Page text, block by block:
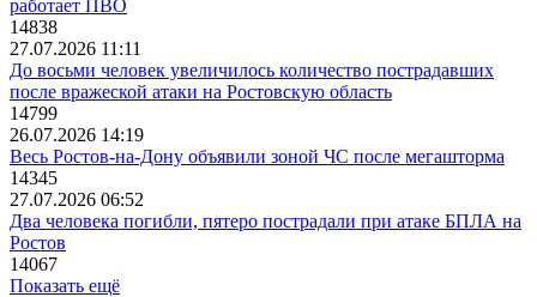
работает ПВО
14838
27.07.2026 11:11
До восьми человек увеличилось количество пострадавших
после вражеской атаки на Ростовскую область
14799
26.07.2026 14:19
Весь Ростов-на-Дону объявили зоной ЧС после мегашторма
14345
27.07.2026 06:52
Два человека погибли, пятеро пострадали при атаке БПЛА на
Ростов
14067
Показать ещё